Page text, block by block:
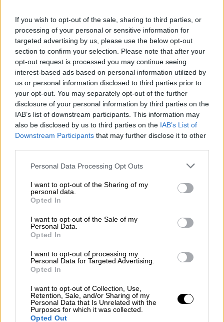
If you wish to opt-out of the sale, sharing to third parties, or
processing of your personal or sensitive information for
targeted advertising by us, please use the below opt-out
section to confirm your selection. Please note that after your
opt-out request is processed you may continue seeing
interest-based ads based on personal information utilized by
us or personal information disclosed to third parties prior to
your opt-out. You may separately opt-out of the further
disclosure of your personal information by third parties on the
IAB’s list of downstream participants. This information may
also be disclosed by us to third parties on the IAB’s List of
Downstream Participants that may further disclose it to other
Please note that this website/app uses one or more Google
not limited to your visit or usage behaviour. You may click to
grant or deny consent to Google and its third-party tags to
use your data for below specified purposes in below Google
consent section.
Personal Data Processing Opt Outs
I want to opt-out of the Sharing of my
personal data.
Opted In
I want to opt-out of the Sale of my
Personal Data.
Opted In
I want to opt-out of processing my
Personal Data for Targeted Advertising.
Opted In
I want to opt-out of Collection, Use,
Retention, Sale, and/or Sharing of my
Personal Data that Is Unrelated with the
Purposes for which it was collected.
Opted Out
στους κατοίκους - επί του παρόντος
Γουϊανέζους- μιας νέας Πολιτείας.
Δεν πρόκειται για ψηφοφορία σχετικά με την
αυτοδιάθεση. Η Τζορτζτάουν ωστόσο
φοβάται ότι η Βενεζουέλα θα
χρησιμοποιήσει μια πλειοψηφική «ναι» ψήφο
ως υπεράσπιση για να εγκαταλείψει τις
διαδικασίες του ΔΔΔ και να καταφύγει σε
μονομερή μέτρα, συμπεριλαμβανομένης της
στο ΔΔΔ τον περασμένο μήνα για να
σταματήσει το
εκδοθεί απόφαση.
Ο πρόεδρος
Τετάρτη ότι αναμένει από την
ψηφοφορία
προκύψει μια «μεγάλη συναίνεση: να
Διπλωματικές πηγές δήλωσαν στο AFP ότι η
εκστρατεία υπέρ του «ναι» στο